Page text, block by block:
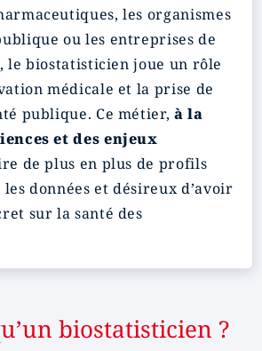
les organismes
ou les entreprises de
le biostatisticien joue un rôle
médicale et la prise de
publique. Ce métier, à la
et des enjeux
de plus en plus de profils
données et désireux d’avoir
sur la santé des
biostatisticien ?